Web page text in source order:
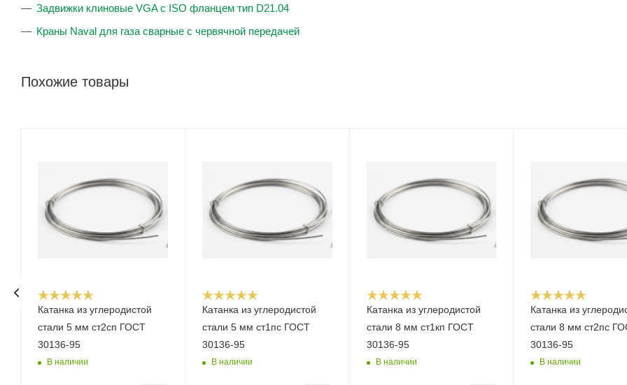
Задвижки клиновые VGA с ISO фланцем тип D21.04
Краны Naval для газа сварные с червячной передачей
Похожие товары
Катанка из углеродистой
стали 5 мм ст2сп ГОСТ
30136-95
В наличии
Катанка из углеродистой
стали 5 мм ст1пс ГОСТ
30136-95
В наличии
Катанка из углеродистой
стали 8 мм ст1кп ГОСТ
30136-95
В наличии
Катанка из
стали 8 мм ст2пс
30136-95
В наличии